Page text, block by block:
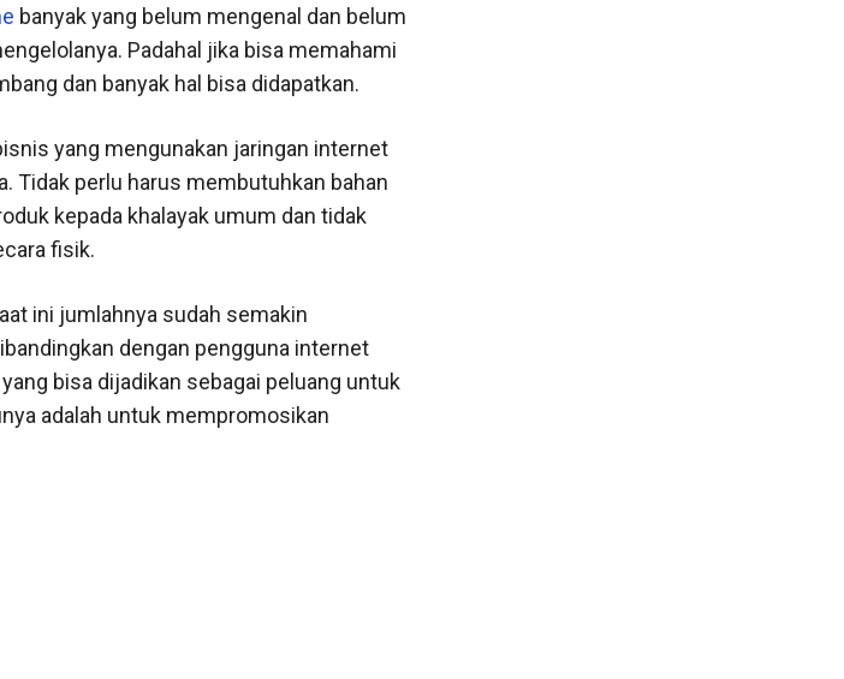
banyak yang belum mengenal dan belum
Padahal jika bisa memahami
dan banyak hal bisa didapatkan.
yang mengunakan jaringan internet
Tidak perlu harus membutuhkan bahan
kepada khalayak umum dan tidak
fisik.
ini jumlahnya sudah semakin
dengan pengguna internet
bisa dijadikan sebagai peluang untuk
adalah untuk mempromosikan